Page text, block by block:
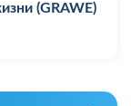
(GRAWE)